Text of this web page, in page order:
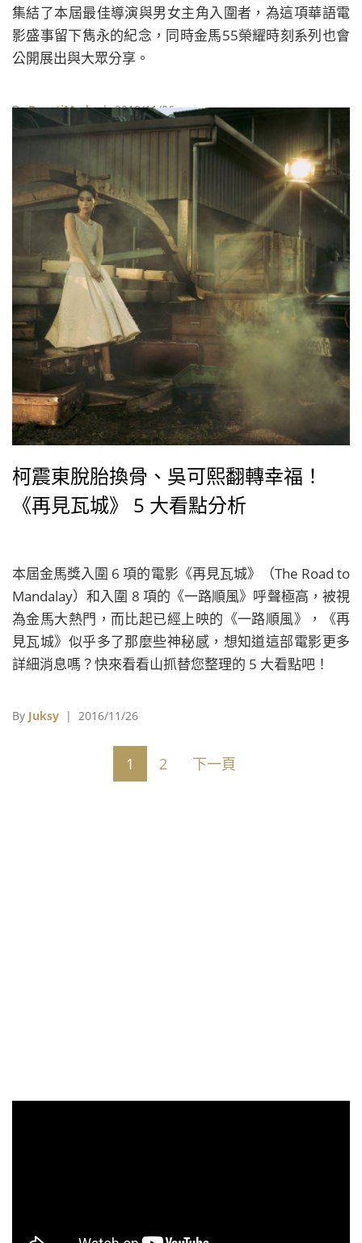
集結了本屆最佳導演與男女主角入圍者，為這項華語電
影盛事留下雋永的紀念，同時金馬55榮耀時刻系列也會
公開展出與大眾分享。
ByBeautiMode| 2018/11/06
柯震東脫胎換骨、吳可熙翻轉幸福！
《再見瓦城》 5 大看點分析
本屆金馬獎入圍 6 項的電影《再見瓦城》（The Road to
Mandalay）和入圍 8 項的《一路順風》呼聲極高，被視
為金馬大熱門，而比起已經上映的《一路順風》，《再
見瓦城》似乎多了那麼些神秘感，想知道這部電影更多
詳細消息嗎？快來看看山抓替您整理的 5 大看點吧！
By Juksy | 2016/11/26
1 2 下一頁